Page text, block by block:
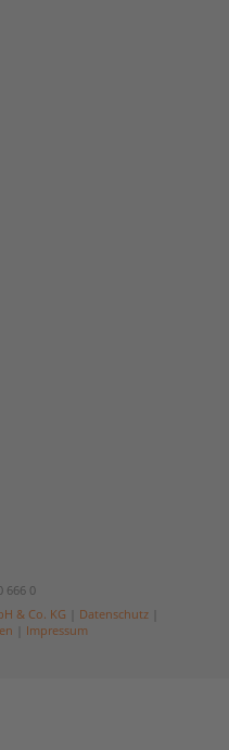
666 0
& Co. KG Datenschutz|
Impressum